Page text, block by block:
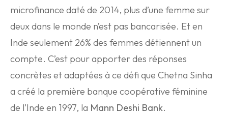
microfinance daté de 2014, plus d’une femme sur
deux dans le monde n’est pas bancarisée. Et en
Inde seulement 26% des femmes détiennent un
compte. C’est pour apporter des réponses
concrètes et adaptées à ce défi que Chetna Sinha
a créé la première banque coopérative féminine
de l’Inde en 1997, la Mann Deshi Bank.